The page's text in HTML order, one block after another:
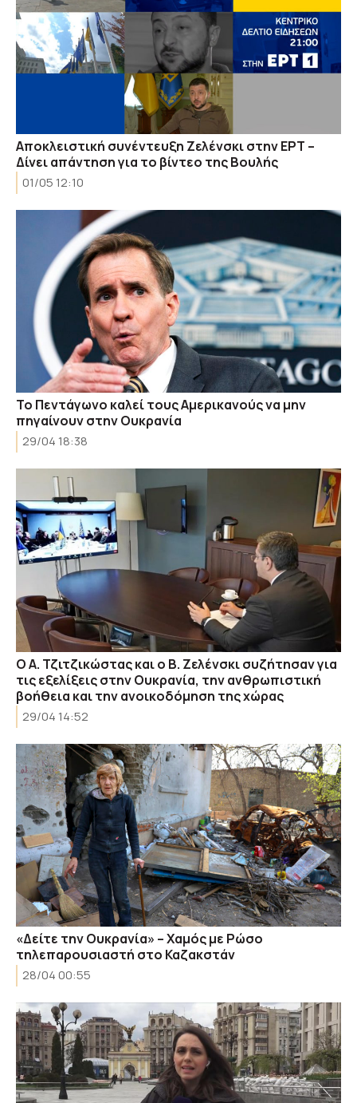
Αποκλειστική συνέντευξη Ζελένσκι στην ΕΡΤ –
Δίνει απάντηση για το βίντεο της Βουλής
01/05 12:10
Το Πεντάγωνο καλεί τους Αμερικανούς να μην
πηγαίνουν στην Ουκρανία
29/04 18:38
Ο Α. Τζιτζικώστας και ο Β. Ζελένσκι συζήτησαν για
τις εξελίξεις στην Ουκρανία, την ανθρωπιστική
βοήθεια και την ανοικοδόμηση της χώρας
29/04 14:52
«Δείτε την Ουκρανία» – Χαμός με Ρώσο
τηλεπαρουσιαστή στο Καζακστάν
28/04 00:55